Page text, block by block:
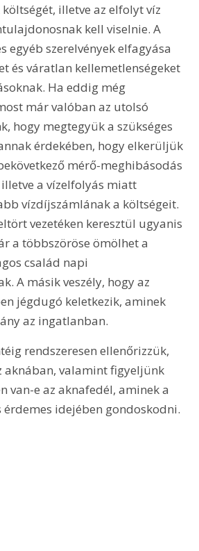
illetve az elfolyt víz
kell viselnie. A
egyéb szerelvények elfagyása
és váratlan kellemetlenségeket
Ha eddig még
már valóban az utolsó
hogy megtegyük a szükséges
érdekében, hogy elkerüljük
mérő-meghibásodás
a vízelfolyás miatt
vízdíjszámlának a költségeit.
vezetéken keresztül ugyanis
a többszöröse ömölhet a
család napi
A másik veszély, hogy az
jégdugó keletkezik, aminek
az ingatlanban.
rendszeresen ellenőrizzük,
aknában, valamint figyeljünk
van-e az aknafedél, aminek a
érdemes idejében gondoskodni.